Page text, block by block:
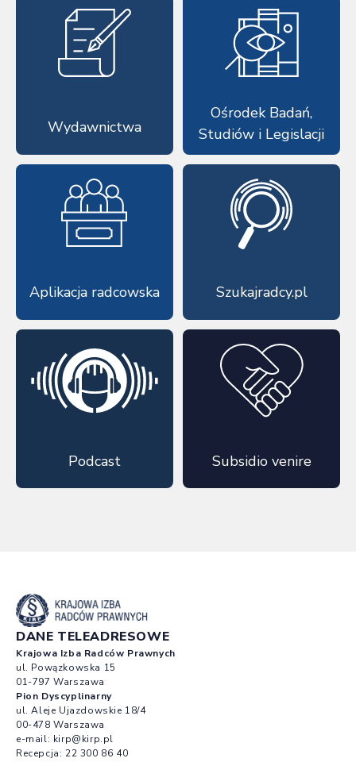
Wydawnictwa
Ośrodek Badań,
Studiów i Legislacji
Aplikacja radcowska Szukajradcy.pl
Podcast Subsidio venire
DANE TELEADRESOWE
Krajowa Izba Radców Prawnych
ul. Powązkowska 15
01-797 Warszawa
Pion Dyscyplinarny
ul. Aleje Ujazdowskie 18/4
00-478 Warszawa
e-mail: kirp@kirp.pl
Recepcja: 22 300 86 40